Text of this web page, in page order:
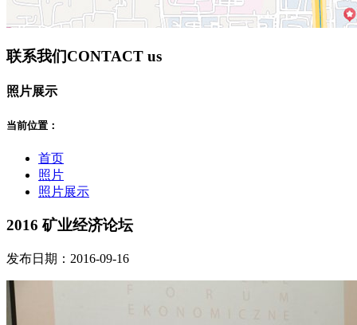
联系我们CONTACT us
照片展示
当前位置：
首页
照片
照片展示
2016 矿业经济论坛
发布日期：2016-09-16